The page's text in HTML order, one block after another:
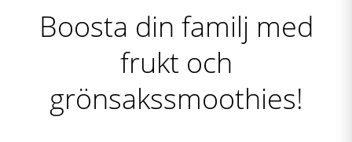
Boosta din familj med
frukt och
grönsakssmoothies!